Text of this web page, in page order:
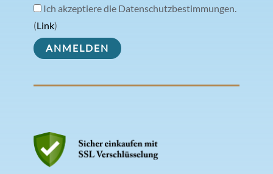
Ich akzeptiere die Datenschutzbestimmungen.
(Link)